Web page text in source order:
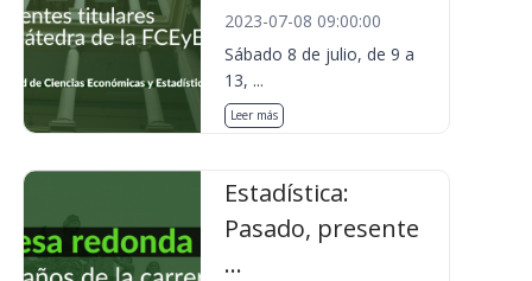
2023-07-08 09:00:00
Sábado 8 de julio, de 9 a
13, ...
Leer más
Estadística:
Pasado, presente
...